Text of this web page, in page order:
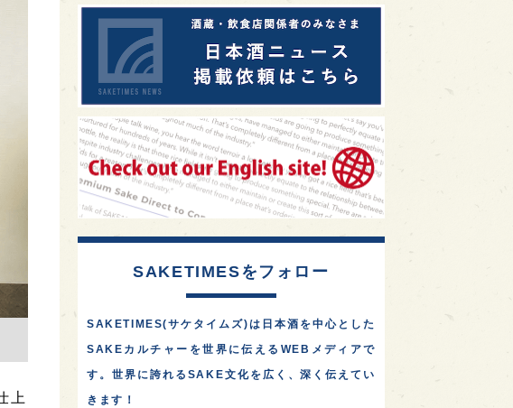
上
SAKETIMESをフォロー
SAKETIMES(サケタイムズ)は日本酒を中心とした
SAKEカルチャーを世界に伝えるWEBメディアで
す。世界に誇れるSAKE文化を広く、深く伝えてい
きます！